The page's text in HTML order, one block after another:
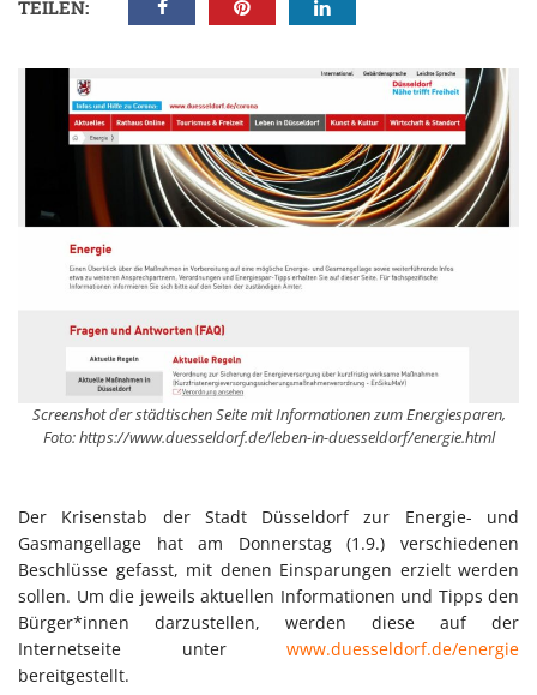
TEILEN:
Screenshot der städtischen Seite mit Informationen zum Energiesparen,
Foto: https://www.duesseldorf.de/leben-in-duesseldorf/energie.html
Der Krisenstab der Stadt Düsseldorf zur Energie- und
Gasmangellage hat am Donnerstag (1.9.) verschiedenen
Beschlüsse gefasst, mit denen Einsparungen erzielt werden
sollen. Um die jeweils aktuellen Informationen und Tipps den
Bürger*innen darzustellen, werden diese auf der
Internetseite unter www.duesseldorf.de/energie
bereitgestellt.